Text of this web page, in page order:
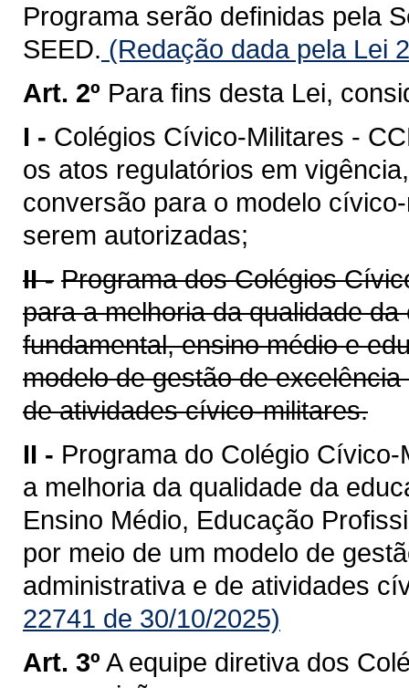
Programa serão definidas pela
SEED. (Redação dada pela Lei
Art. 2º Para fins desta Lei,
I - Colégios Cívico-Militares -
os atos regulatórios em
conversão para o modelo
serem autorizadas;
II - Programa dos Colégios
para a melhoria da qualidade
fundamental, ensino médio e
modelo de gestão de
de atividades cívico-militares.
II - Programa do Colégio
a melhoria da qualidade da
Ensino Médio, Educação
por meio de um modelo de
administrativa e de atividades
22741 de 30/10/2025)
Art. 3º A equipe diretiva dos